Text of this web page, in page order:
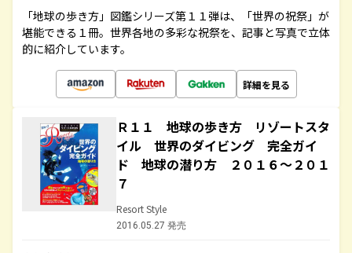
「地球の歩き方」図鑑シリーズ第１１弾は、「世界の祝祭」が
堪能できる１冊。世界各地の多彩な祝祭を、記事と写真で立体
的に紹介しています。
詳細を見る
Ｒ１１ 地球の歩き方 リゾートスタ
イル 世界のダイビング 完全ガイ
ド 地球の潜り方 ２０１６～２０１
７
Resort Style
2016.05.27 発売